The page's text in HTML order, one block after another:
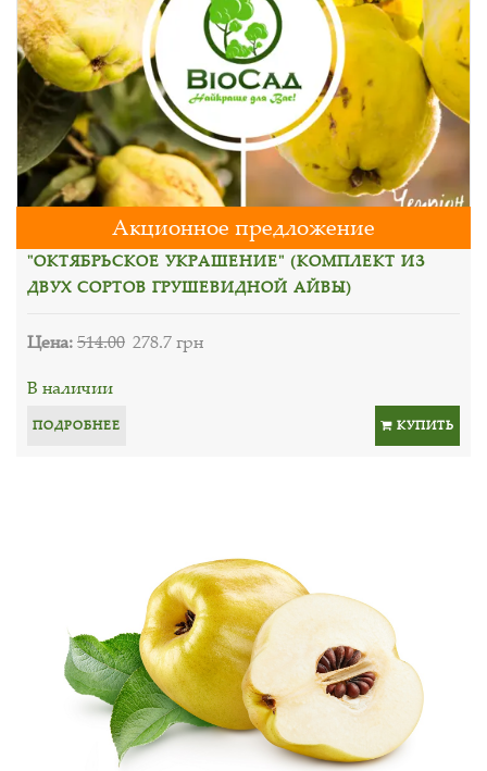
Акционное предложение
"ОКТЯБРЬСКОЕ УКРАШЕНИЕ" (КОМПЛЕКТ ИЗ
ДВУХ СОРТОВ ГРУШЕВИДНОЙ АЙВЫ)
Цена:514.00 278.7 грн
В наличии
ПОДРОБНЕЕ КУПИТЬ